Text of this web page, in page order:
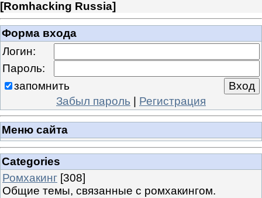
[Romhacking Russia]
Форма входа
Логин:
Пароль:
запомнить
Забыл пароль | Регистрация
Меню сайта
Categories
Ромхакинг [308]
Общие темы, связанные с ромхакингом.